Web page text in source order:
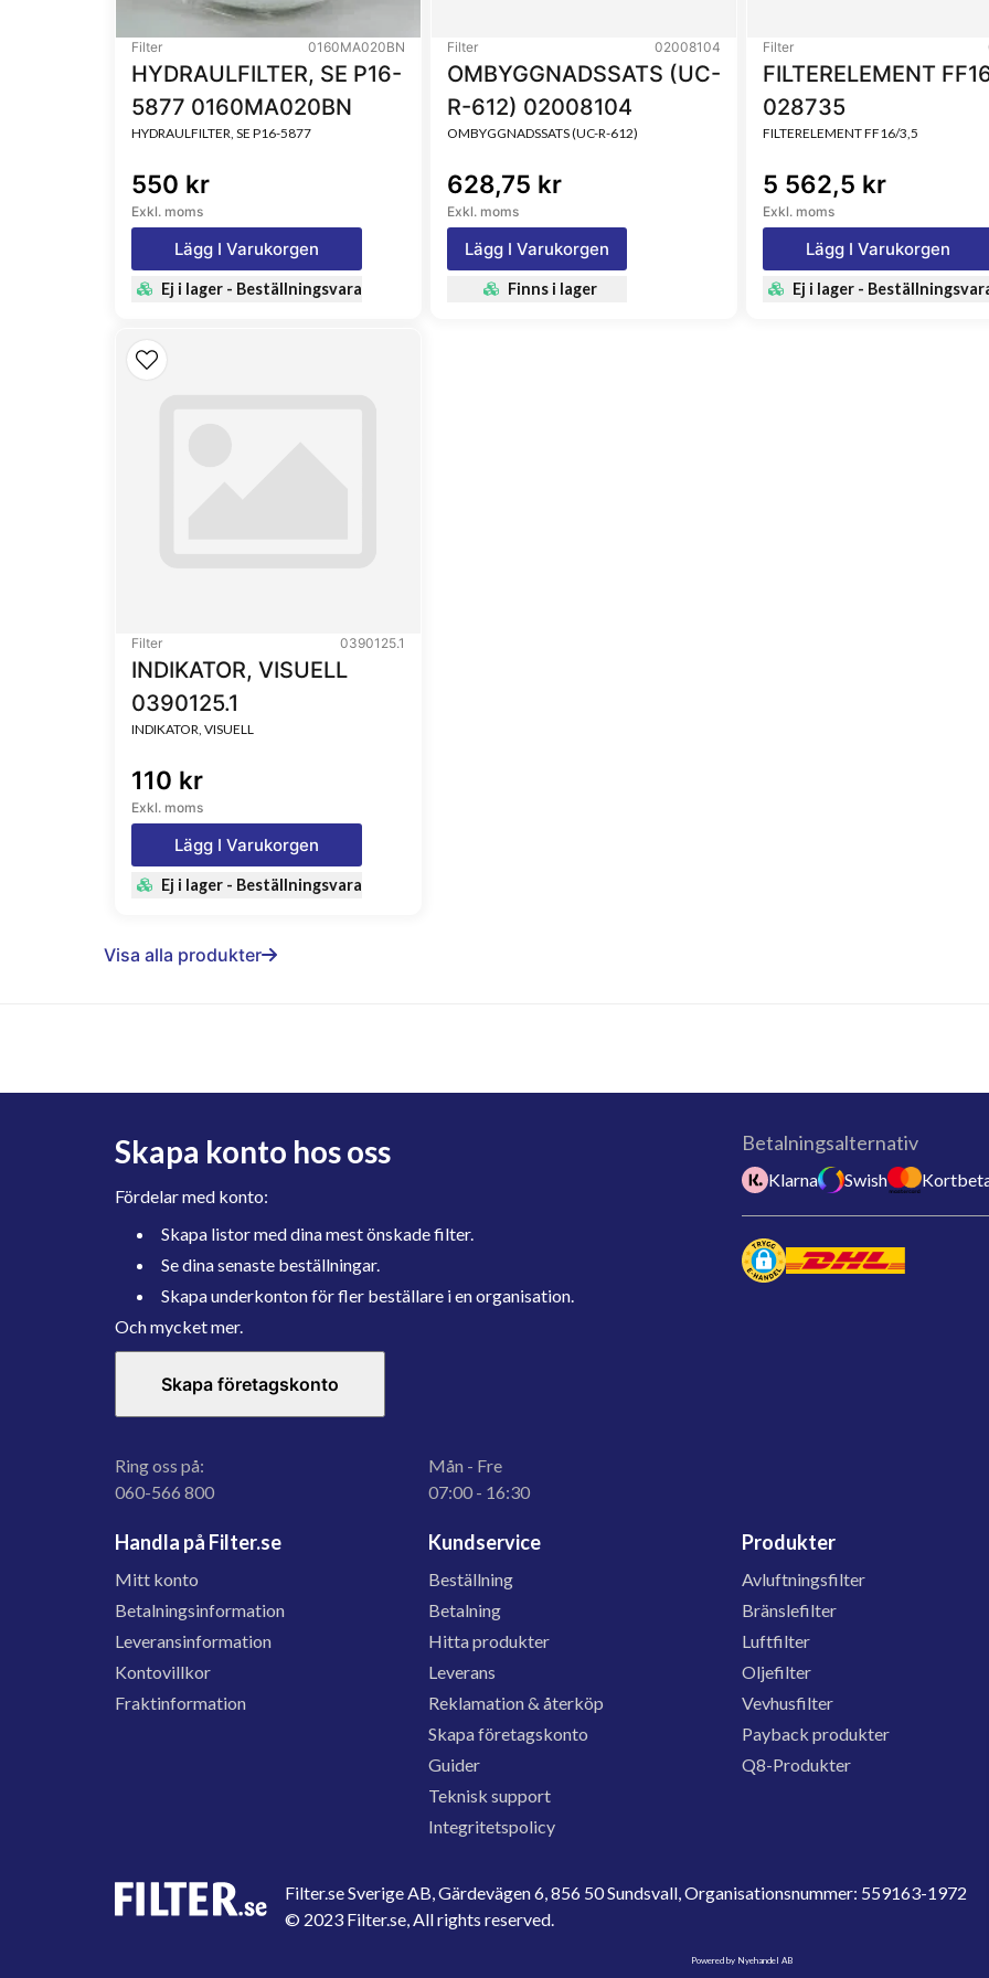
Filter 0160MA020BN
HYDRAULFILTER, SE P16-
5877 0160MA020BN
HYDRAULFILTER, SE P16-5877
550 kr
Exkl. moms
Lägg I Varukorgen
Ej i lager - Beställningsvara
Filter 02008104
OMBYGGNADSSATS (UC-
R-612) 02008104
OMBYGGNADSSATS (UC-R-612)
628,75 kr
Exkl. moms
Lägg I Varukorgen
Finns i lager
Filter
FILTERELEMENT
028735
FILTERELEMENT FF16/3,5
5 562,5 kr
Exkl. moms
Lägg I Varukorgen
Ej i lager -
Filter 0390125.1
INDIKATOR, VISUELL
0390125.1
INDIKATOR, VISUELL
110 kr
Exkl. moms
Lägg I Varukorgen
Ej i lager - Beställningsvara
Visa alla produkter
Skapa konto hos oss
Fördelar med konto:
Skapa listor med dina mest önskade filter.
Se dina senaste beställningar.
Skapa underkonton för fler beställare i en organisation.
Och mycket mer.
Skapa företagskonto
Ring oss på:
060-566 800
Mån - Fre
07:00 - 16:30
Betalningsalternativ
Klarna Swish
Handla på Filter.se
Mitt konto
Betalningsinformation
Leveransinformation
Kontovillkor
Fraktinformation
Kundservice
Beställning
Betalning
Hitta produkter
Leverans
Reklamation & återköp
Skapa företagskonto
Guider
Teknisk support
Integritetspolicy
Produkter
Avluftningsfilter
Bränslefilter
Luftfilter
Oljefilter
Vevhusfilter
Payback produkter
Q8-Produkter
Filter.se Sverige AB, Gärdevägen 6, 856 50 Sundsvall, Organisationsnummer: 559163-1972
© 2023 Filter.se, All rights reserved.
Powered by Nyehandel AB